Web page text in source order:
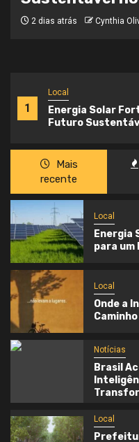
1
Local
Energia Solar
Futuro
Mais
recente
Local
Energia
para um
Local
Onde a
Caminho
Notícias
Brasil
Local